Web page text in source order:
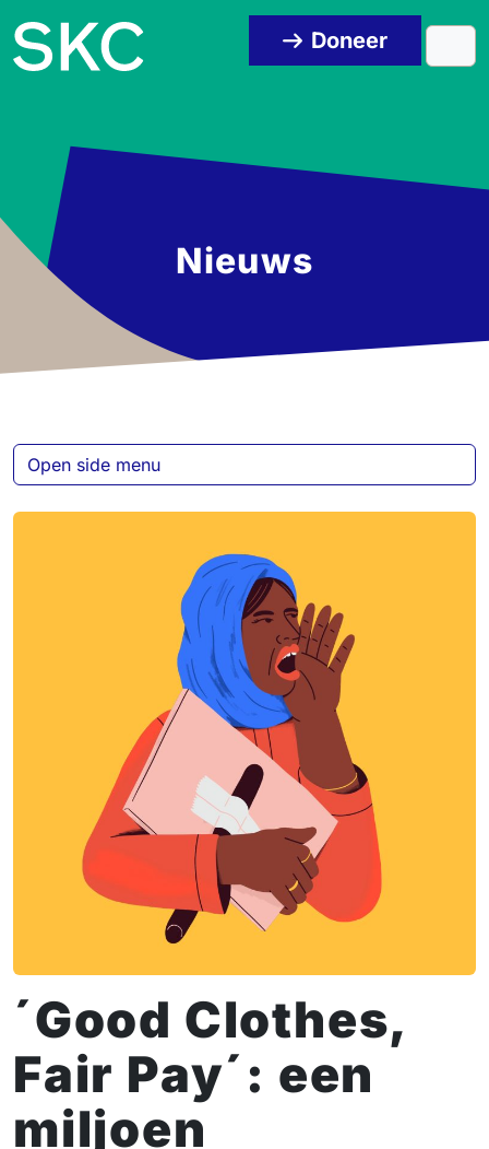
Doneer
Nieuws
´Good Clothes,
Fair Pay´: een
miljoen
Open side menu